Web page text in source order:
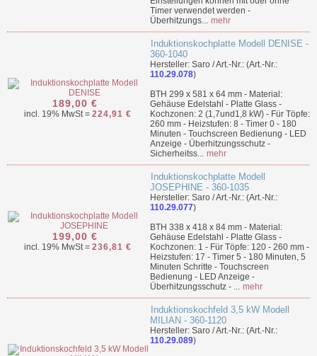
Timer verwendet werden -
Überhitzungs... mehr
189,00 €
incl. 19% MwSt = 224,91 €
Induktionskochplatte Modell DENISE -
360-1040
Hersteller: Saro / Art.-Nr.: (Art.-Nr.:
110.29.078)
BTH 299 x 581 x 64 mm - Material:
Gehäuse Edelstahl - Platte Glass -
Kochzonen: 2 (1,7und1,8 kW) - Für Töpfe:
260 mm - Heizstufen: 8 - Timer 0 - 180
Minuten - Touchscreen Bedienung - LED
Anzeige - Überhitzungsschutz -
Sicherheitss... mehr
199,00 €
incl. 19% MwSt = 236,81 €
Induktionskochplatte Modell
JOSEPHINE - 360-1035
Hersteller: Saro / Art.-Nr.: (Art.-Nr.:
110.29.077)
BTH 338 x 418 x 84 mm - Material:
Gehäuse Edelstahl - Platte Glass -
Kochzonen: 1 - Für Töpfe: 120 - 260 mm -
Heizstufen: 17 - Timer 5 - 180 Minuten, 5
Minuten Schritte - Touchscreen
Bedienung - LED Anzeige -
Überhitzungsschutz - ... mehr
Induktionskochfeld 3,5 kW Modell
MILIAN - 360-1120
Hersteller: Saro / Art.-Nr.: (Art.-Nr.:
110.29.089)